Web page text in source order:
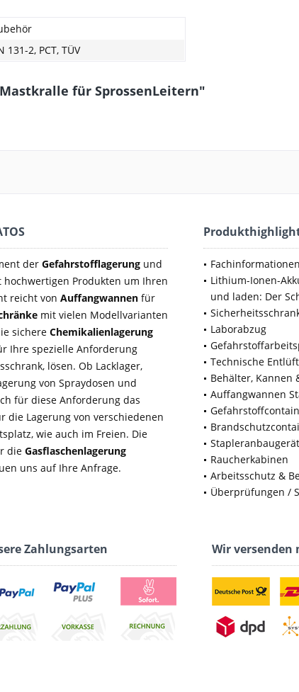
131-2, PCT, TÜV
für SprossenLeitern"
der Gefahrstofflagerung und
hochwertigen Produkten um Ihren
reicht von Auffangwannen für
mit vielen Modellvarianten
sichere Chemikalienlagerung
Ihre spezielle Anforderung
lösen. Ob Lacklager,
von Spraydosen und
für diese Anforderung das
die Lagerung von verschiedenen
wie auch im Freien. Die
die Gasflaschenlagerung
uns auf Ihre Anfrage.
Fachinformationen
Lithium-Ionen-
und laden: Der
Laborabzug
Technische
Behälter, Kannen
Auffangwannen
Raucherkabinen
Arbeitsschutz &
Überprüfungen /
Zahlungsarten Wir versenden